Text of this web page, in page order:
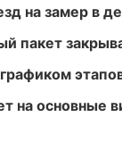
на замер в
пакет
на основные